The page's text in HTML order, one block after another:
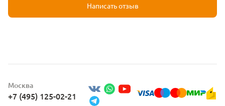
Написать отзыв
Москва
+7 (495) 125-02-21